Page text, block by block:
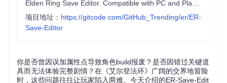
项目地址： https://gitcode.com/GitHub_Trending/er/ER-
Save-Editor
你是否曾因误加属性点导致角色build报废？是否因错过关键道
具而无法体验完整剧情？在《艾尔登法环》广阔的交界地冒险
时，这些问题往往让玩家陷入两难。今天介绍的ER-Save-Edit